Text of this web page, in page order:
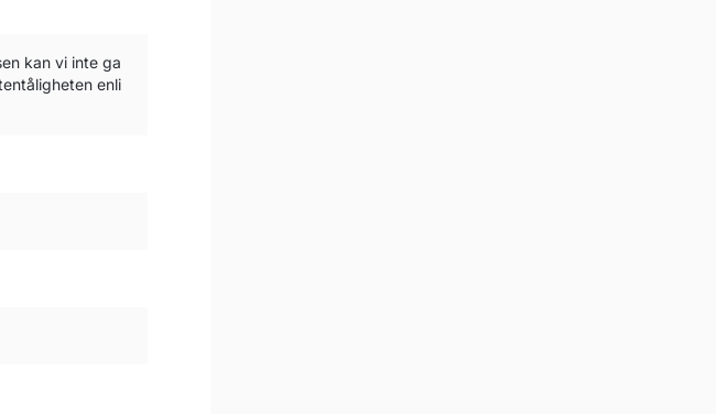
kan vi inte ga
enli